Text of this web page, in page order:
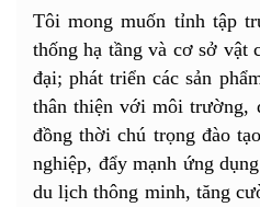
Tôi mong muốn tỉnh tập
thống hạ tầng và cơ sở vật
đại; phát triển các sản
thân thiện với môi trường,
đồng thời chú trọng đào
nghiệp, đẩy mạnh ứng
du lịch thông minh, tăng